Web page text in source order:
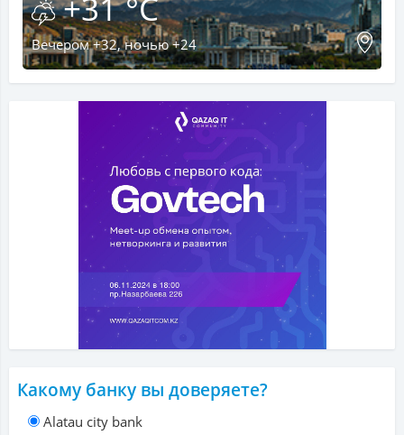
+31 °C
Вечером +32, ночью +24
Какому банку вы доверяете?
Alatau city bank